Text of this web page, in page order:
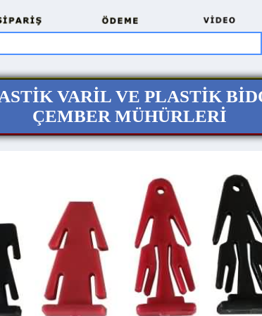
VARİL VE PLASTİK BİDON
ÇEMBER MÜHÜRLERİ